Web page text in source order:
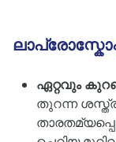
ഏറ്റവും
തുറന്ന